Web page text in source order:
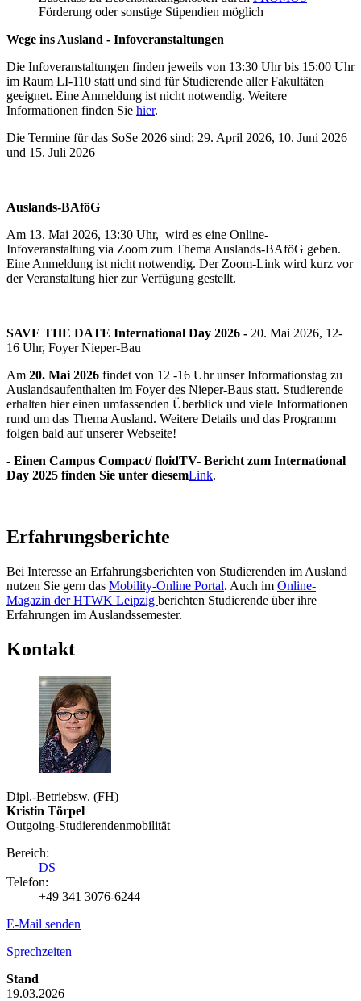
Förderung oder sonstige Stipendien möglich
Wege ins Ausland - Infoveranstaltungen
Die Infoveranstaltungen finden jeweils von 13:30 Uhr bis 15:00 Uhr
im Raum LI-110 statt und sind für Studierende aller Fakultäten
geeignet. Eine Anmeldung ist nicht notwendig. Weitere
Informationen finden Sie hier.
Die Termine für das SoSe 2026 sind: 29. April 2026, 10. Juni 2026
und 15. Juli 2026
Auslands-BAföG
Am 13. Mai 2026, 13:30 Uhr, wird es eine Online-
Infoveranstaltung via Zoom zum Thema Auslands-BAföG geben.
Eine Anmeldung ist nicht notwendig. Der Zoom-Link wird kurz vor
der Veranstaltung hier zur Verfügung gestellt.
SAVE THE DATE International Day 2026 - 20. Mai 2026, 12-
16 Uhr, Foyer Nieper-Bau
Am 20. Mai 2026 findet von 12 -16 Uhr unser Informationstag zu
Auslandsaufenthalten im Foyer des Nieper-Baus statt. Studierende
erhalten hier einen umfassenden Überblick und viele Informationen
rund um das Thema Ausland. Weitere Details und das Programm
folgen bald auf unserer Webseite!
- Einen Campus Compact/ floidTV- Bericht zum International
Day 2025 finden Sie unter diesemLink.
Erfahrungsberichte
Bei Interesse an Erfahrungsberichten von Studierenden im Ausland
nutzen Sie gern das Mobility-Online Portal. Auch im Online-
Magazin der HTWK Leipzig berichten Studierende über ihre
Erfahrungen im Auslandssemester.
Kontakt
Dipl.-Betriebsw. (FH)
Kristin Törpel
Outgoing-Studierendenmobilität
Bereich:
DS
Telefon:
+49 341 3076-6244
E-Mail senden
Sprechzeiten
Stand
19.03.2026